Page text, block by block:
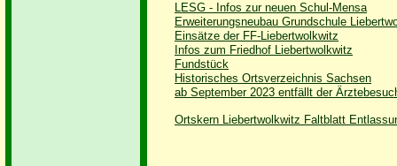
LESG - Infos zur neuen Schul-Mensa
Erweiterungsneubau Grundschule
Einsätze der FF-Liebertwolkwitz
Infos zum Friedhof Liebertwolkwitz
Fundstück
Historisches Ortsverzeichnis Sachsen
ab September 2023 entfällt der
Ortskern Liebertwolkwitz Faltblatt